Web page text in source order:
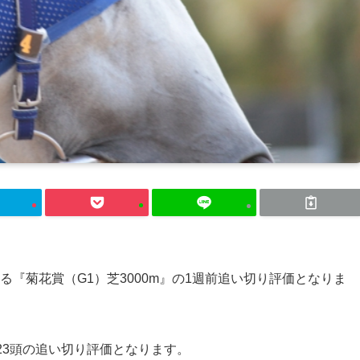
『菊花賞（G1）芝3000m』の1週前追い切り評価となりま
の追い切り評価となります。